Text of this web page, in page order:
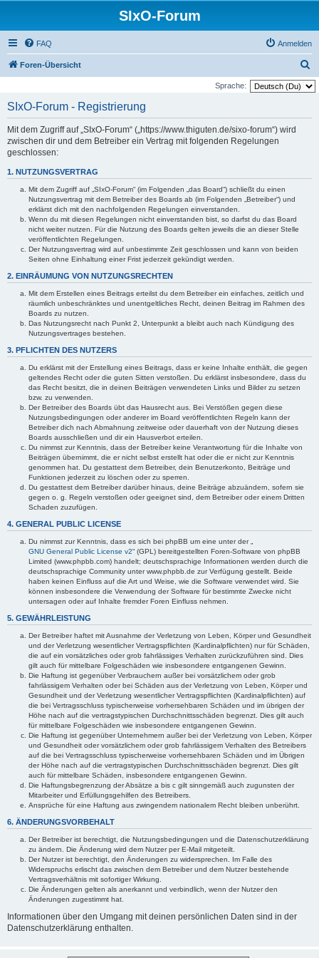
SIxO-Forum
FAQ Anmelden
Foren-Übersicht
u
Sprache:
SIxO-Forum - Registrierung
Mit dem Zugriff auf „SIxO-Forum“ („https://www.thiguten.de/sixo-forum“) wird
zwischen dir und dem Betreiber ein Vertrag mit folgenden Regelungen
geschlossen:
1. NUTZUNGSVERTRAG
Mit dem Zugriff auf „SIxO-Forum“ (im Folgenden „das Board“) schließt du einen
Nutzungsvertrag mit dem Betreiber des Boards ab (im Folgenden „Betreiber“) und
erklärst dich mit den nachfolgenden Regelungen einverstanden.
Wenn du mit diesen Regelungen nicht einverstanden bist, so darfst du das Board
nicht weiter nutzen. Für die Nutzung des Boards gelten jeweils die an dieser Stelle
veröffentlichten Regelungen.
Der Nutzungsvertrag wird auf unbestimmte Zeit geschlossen und kann von beiden
Seiten ohne Einhaltung einer Frist jederzeit gekündigt werden.
2. EINRÄUMUNG VON NUTZUNGSRECHTEN
Mit dem Erstellen eines Beitrags erteilst du dem Betreiber ein einfaches, zeitlich und
räumlich unbeschränktes und unentgeltliches Recht, deinen Beitrag im Rahmen des
Boards zu nutzen.
Das Nutzungsrecht nach Punkt 2, Unterpunkt a bleibt auch nach Kündigung des
Nutzungsvertrages bestehen.
3. PFLICHTEN DES NUTZERS
Du erklärst mit der Erstellung eines Beitrags, dass er keine Inhalte enthält, die gegen
geltendes Recht oder die guten Sitten verstoßen. Du erklärst insbesondere, dass du
das Recht besitzt, die in deinen Beiträgen verwendeten Links und Bilder zu setzen
bzw. zu verwenden.
Der Betreiber des Boards übt das Hausrecht aus. Bei Verstößen gegen diese
Nutzungsbedingungen oder anderer im Board veröffentlichten Regeln kann der
Betreiber dich nach Abmahnung zeitweise oder dauerhaft von der Nutzung dieses
Boards ausschließen und dir ein Hausverbot erteilen.
Du nimmst zur Kenntnis, dass der Betreiber keine Verantwortung für die Inhalte von
Beiträgen übernimmt, die er nicht selbst erstellt hat oder die er nicht zur Kenntnis
genommen hat. Du gestattest dem Betreiber, dein Benutzerkonto, Beiträge und
Funktionen jederzeit zu löschen oder zu sperren.
Du gestattest dem Betreiber darüber hinaus, deine Beiträge abzuändern, sofern sie
gegen o. g. Regeln verstoßen oder geeignet sind, dem Betreiber oder einem Dritten
Schaden zuzufügen.
4. GENERAL PUBLIC LICENSE
Du nimmst zur Kenntnis, dass es sich bei phpBB um eine unter der „
GNU General Public License v2“ (GPL) bereitgestellten Foren-Software von phpBB
Limited (www.phpbb.com) handelt; deutschsprachige Informationen werden durch die
deutschsprachige Community unter www.phpbb.de zur Verfügung gestellt. Beide
haben keinen Einfluss auf die Art und Weise, wie die Software verwendet wird. Sie
können insbesondere die Verwendung der Software für bestimmte Zwecke nicht
untersagen oder auf Inhalte fremder Foren Einfluss nehmen.
5. GEWÄHRLEISTUNG
Der Betreiber haftet mit Ausnahme der Verletzung von Leben, Körper und Gesundheit
und der Verletzung wesentlicher Vertragspflichten (Kardinalpflichten) nur für Schäden,
die auf ein vorsätzliches oder grob fahrlässiges Verhalten zurückzuführen sind. Dies
gilt auch für mittelbare Folgeschäden wie insbesondere entgangenen Gewinn.
Die Haftung ist gegenüber Verbrauchern außer bei vorsätzlichem oder grob
fahrlässigem Verhalten oder bei Schäden aus der Verletzung von Leben, Körper und
Gesundheit und der Verletzung wesentlicher Vertragspflichten (Kardinalpflichten) auf
die bei Vertragsschluss typischerweise vorhersehbaren Schäden und im übrigen der
Höhe nach auf die vertragstypischen Durchschnittsschäden begrenzt. Dies gilt auch
für mittelbare Folgeschäden wie insbesondere entgangenen Gewinn.
Die Haftung ist gegenüber Unternehmern außer bei der Verletzung von Leben, Körper
und Gesundheit oder vorsätzlichem oder grob fahrlässigem Verhalten des Betreibers
auf die bei Vertragsschluss typischerweise vorhersehbaren Schäden und im Übrigen
der Höhe nach auf die vertragstypischen Durchschnittsschäden begrenzt. Dies gilt
auch für mittelbare Schäden, insbesondere entgangenen Gewinn.
Die Haftungsbegrenzung der Absätze a bis c gilt sinngemäß auch zugunsten der
Mitarbeiter und Erfüllungsgehilfen des Betreibers.
Ansprüche für eine Haftung aus zwingendem nationalem Recht bleiben unberührt.
6. ÄNDERUNGSVORBEHALT
Der Betreiber ist berechtigt, die Nutzungsbedingungen und die Datenschutzerklärung
zu ändern. Die Änderung wird dem Nutzer per E-Mail mitgeteilt.
Der Nutzer ist berechtigt, den Änderungen zu widersprechen. Im Falle des
Widerspruchs erlischt das zwischen dem Betreiber und dem Nutzer bestehende
Vertragsverhältnis mit sofortiger Wirkung.
Die Änderungen gelten als anerkannt und verbindlich, wenn der Nutzer den
Änderungen zugestimmt hat.
Informationen über den Umgang mit deinen persönlichen Daten sind in der
Datenschutzerklärung enthalten.